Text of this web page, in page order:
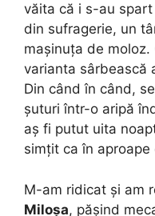
văita că i s-au
din sufragerie, un
mașinuța de moloz.
varianta sârbească
Din când în când,
șuturi într-o aripă
aș fi putut uita
simțit ca în
M-am ridicat și am
Miloșa, pășind